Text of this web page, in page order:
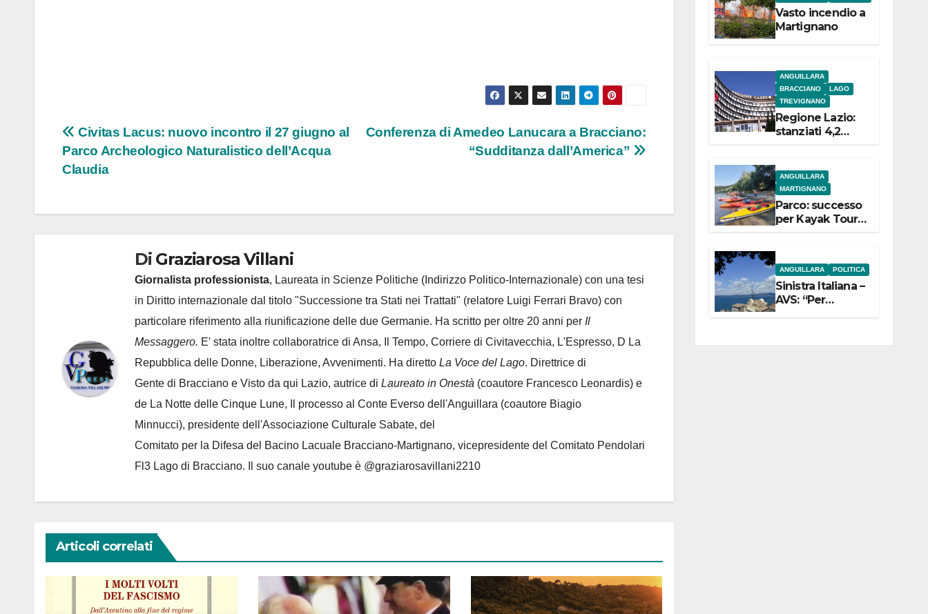
Navigazione
articoli
Conferenza di Amedeo Lanucara a Bracciano:
“Sudditanza dall’America”
Civitas Lacus: nuovo incontro il 27 giugno al
Parco Archeologico Naturalistico dell’Acqua
Claudia
Di Graziarosa Villani
Giornalista professionista, Laureata in Scienze Politiche (Indirizzo Politico-Internazionale) con una tesi
in Diritto internazionale dal titolo "Successione tra Stati nei Trattati" (relatore Luigi Ferrari Bravo) con
particolare riferimento alla riunificazione delle due Germanie. Ha scritto per oltre 20 anni per Il
Messaggero. E' stata inoltre collaboratrice di Ansa, Il Tempo, Corriere di Civitavecchia, L'Espresso, D La
Repubblica delle Donne, Liberazione, Avvenimenti. Ha diretto La Voce del Lago. Direttrice di
Gente di Bracciano e Visto da qui Lazio, autrice di Laureato in Onestà (coautore Francesco Leonardis) e
de La Notte delle Cinque Lune, Il processo al Conte Everso dell'Anguillara (coautore Biagio
Minnucci), presidente dell'Associazione Culturale Sabate, del
Comitato per la Difesa del Bacino Lacuale Bracciano-Martignano, vicepresidente del Comitato Pendolari
Fl3 Lago di Bracciano. Il suo canale youtube è @graziarosavillani2210
Articoli correlati
e
Vasto incendio a
Martignano
ANGUILLARA
BRACCIANO
LAGO
TREVIGNANO
Regione Lazio:
stanziati 4,2
dell’Etruria
Meridionale
ANGUILLARA
MARTIGNANO
Parco: successo
per Kayak Tour a
ANGUILLARA POLITICA
Sinistra Italiana –
AVS: “Per
Anguillara